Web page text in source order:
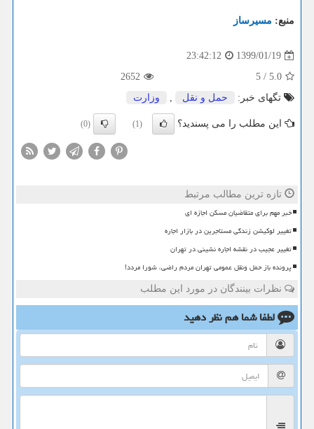
منبع: مسیرساز
1399/01/19
23:42:12
5.0
/
5
2652
تگهای خبر:
حمل و نقل , وزارت
این مطلب را می پسندید؟ (1)
(0)
تازه ترین مطالب مرتبط
خبر مهم برای متقاضیان مسکن اجازه ای
تغییر لوکیشن زندگی مستاجرین در بازار اجاره
تغییر عجیب در نقشه اجاره نشینی در تهران
پرونده باز حمل ونقل عمومی تهران مردم راضی، شورا مردد!
نظرات بینندگان در مورد این مطلب
لطفا شما همنظر دهید